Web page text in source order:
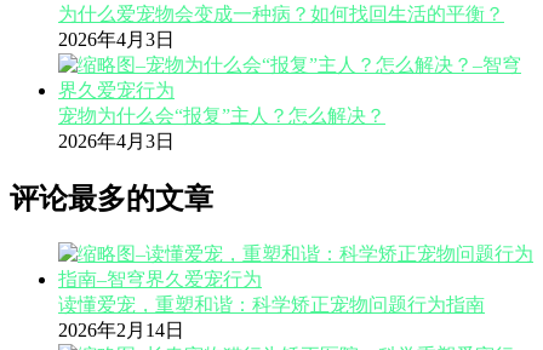
为什么爱宠物会变成一种病？如何找回生活的平衡？
2026年4月3日
宠物为什么会“报复”主人？怎么解决？
2026年4月3日
评论最多的文章
读懂爱宠，重塑和谐：科学矫正宠物问题行为指南
2026年2月14日